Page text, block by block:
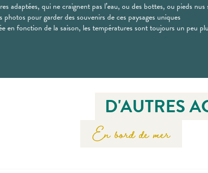
adaptées, qui ne craignent pas l’eau, ou des bottes, ou pieds
pour garder des souvenirs de ces paysages uniques
en fonction de la saison, les températures sont toujours un peu
D'AUTRES
En bord de mer